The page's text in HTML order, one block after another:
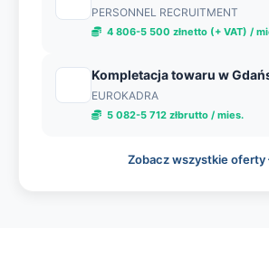
PERSONNEL RECRUITMENT
4 806-5 500 złnetto (+ VAT) /
Kompletacja towaru w
EUROKADRA
5 082-5 712 złbrutto / mies.
Zobacz wszystkie oferty